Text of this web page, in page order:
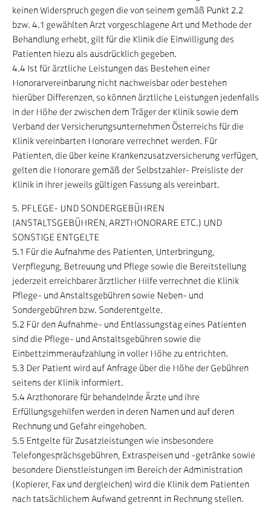
keinen Widerspruch gegen die von seinem gemäß Punkt 2.2
bzw. 4.1 gewählten Arzt vorgeschlagene Art und Methode der
Behandlung erhebt, gilt für die Klinik die Einwilligung des
Patienten hiezu als ausdrücklich gegeben.
4.4 Ist für ärztliche Leistungen das Bestehen einer
Honorarvereinbarung nicht nachweisbar oder bestehen
hierüber Differenzen, so können ärztliche Leistungen jedenfalls
in der Höhe der zwischen dem Träger der Klinik sowie dem
Verband der Versicherungsunternehmen Österreichs für die
Klinik vereinbarten Honorare verrechnet werden. Für
Patienten, die über keine Krankenzusatzversicherung verfügen,
gelten die Honorare gemäß der Selbstzahler- Preisliste der
Klinik in ihrer jeweils gültigen Fassung als vereinbart.
5. PFLEGE- UND SONDERGEBÜHREN
(ANSTALTSGEBÜHREN, ARZTHONORARE ETC.) UND
SONSTIGE ENTGELTE
5.1 Für die Aufnahme des Patienten, Unterbringung,
Verpflegung, Betreuung und Pflege sowie die Bereitstellung
jederzeit erreichbarer ärztlicher Hilfe verrechnet die Klinik
Pflege- und Anstaltsgebühren sowie Neben- und
Sondergebühren bzw. Sonderentgelte.
5.2 Für den Aufnahme- und Entlassungstag eines Patienten
sind die Pflege- und Anstaltsgebühren sowie die
Einbettzimmeraufzahlung in voller Höhe zu entrichten.
5.3 Der Patient wird auf Anfrage über die Höhe der Gebühren
seitens der Klinik informiert.
5.4 Arzthonorare für behandelnde Ärzte und ihre
Erfüllungsgehilfen werden in deren Namen und auf deren
Rechnung und Gefahr eingehoben.
5.5 Entgelte für Zusatzleistungen wie insbesondere
Telefongesprächsgebühren, Extraspeisen und -getränke sowie
besondere Dienstleistungen im Bereich der Administration
(Kopierer, Fax und dergleichen) wird die Klinik dem Patienten
nach tatsächlichem Aufwand getrennt in Rechnung stellen.